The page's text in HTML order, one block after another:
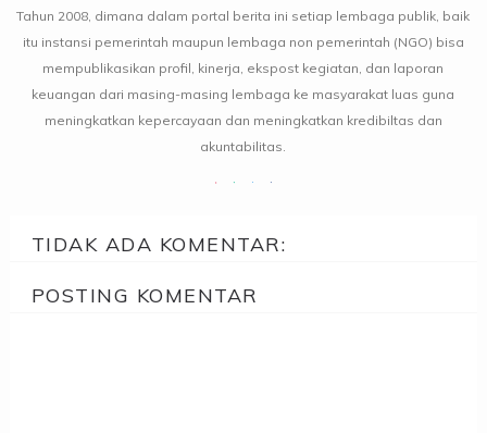
Tahun 2008, dimana dalam portal berita ini setiap lembaga publik, baik
itu instansi pemerintah maupun lembaga non pemerintah (NGO) bisa
mempublikasikan profil, kinerja, ekspost kegiatan, dan laporan
keuangan dari masing-masing lembaga ke masyarakat luas guna
meningkatkan kepercayaan dan meningkatkan kredibiltas dan
akuntabilitas.
TIDAK ADA KOMENTAR:
POSTING KOMENTAR